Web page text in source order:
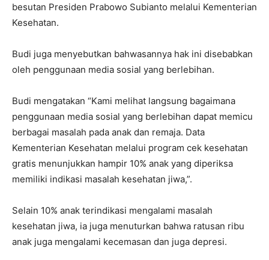
besutan Presiden Prabowo Subianto melalui Kementerian
Kesehatan.
Budi juga menyebutkan bahwasannya hak ini disebabkan
oleh penggunaan media sosial yang berlebihan.
Budi mengatakan “Kami melihat langsung bagaimana
penggunaan media sosial yang berlebihan dapat memicu
berbagai masalah pada anak dan remaja. Data
Kementerian Kesehatan melalui program cek kesehatan
gratis menunjukkan hampir 10% anak yang diperiksa
memiliki indikasi masalah kesehatan jiwa,”.
Selain 10% anak terindikasi mengalami masalah
kesehatan jiwa, ia juga menuturkan bahwa ratusan ribu
anak juga mengalami kecemasan dan juga depresi.